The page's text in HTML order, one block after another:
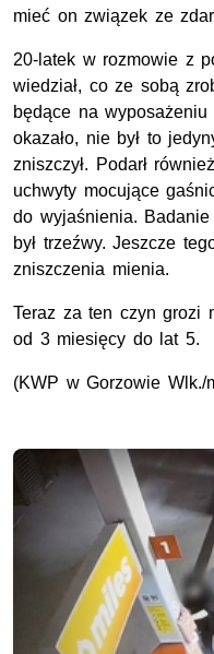
mieć on związek ze
20-latek w rozmowie z
wiedział, co ze sobą
będące na
okazało, nie był to
zniszczył. Podarł
uchwyty mocujące
do wyjaśnienia.
był trzeźwy. Jeszcze
zniszczenia mienia.
Teraz za ten czyn grozi
od 3 miesięcy do lat 5.
(KWP w Gorzowie Wlk./